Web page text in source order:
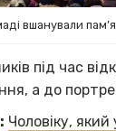
вшанували
під час
а до
Чоловіку, який